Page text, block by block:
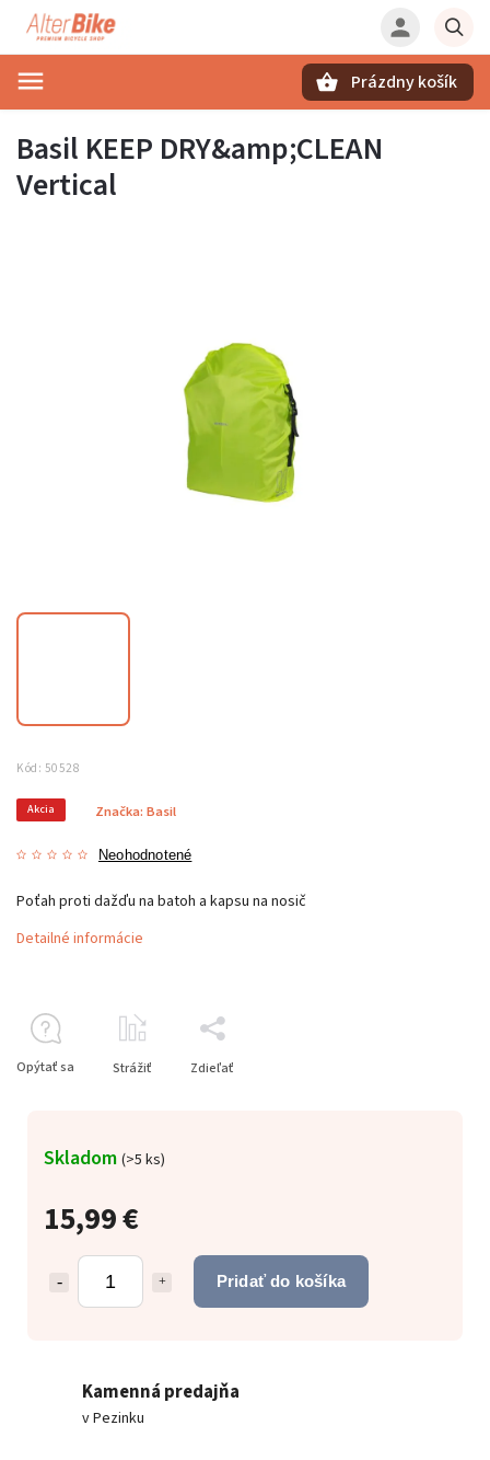
Prázdny košík
Basil KEEP DRY&amp;CLEAN
Vertical
Kód: 50528
Akcia
Neohodnotené
Značka: Basil
15,99 €
Pridať do košíka
Skladom (>5 ks)
Poťah proti dažďu na batoh a kapsu na nosič
Detailné informácie
Opýtať sa Strážiť Zdieľať
Kamenná predajňa
v Pezinku